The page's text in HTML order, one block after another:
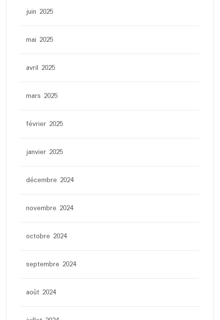
juin 2025
mai 2025
avril 2025
mars 2025
février 2025
janvier 2025
décembre 2024
novembre 2024
octobre 2024
septembre 2024
août 2024